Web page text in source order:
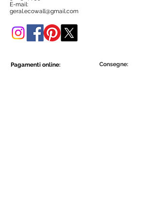
negozio online.
E-mail:
geral.ecowall@gmail.com
Pagamenti online: Consegne: